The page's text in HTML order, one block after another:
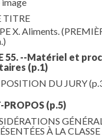
TITRE
X. Aliments.
55. --Matériel et
(p.1)
DU JURY
PROPOS (p.5)
À LA